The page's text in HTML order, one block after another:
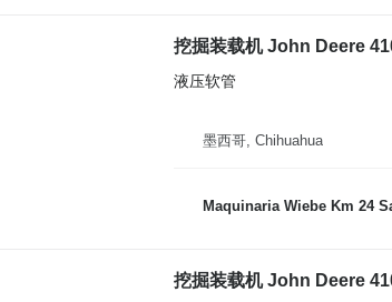
挖掘装载机 John Deere
液压软管
墨西哥, Chihuahua
Maquinaria Wiebe Km 24
挖掘装载机 John Deere